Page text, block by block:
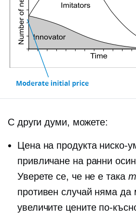
С други думи, можете:
Цена на продукта ниско-
привличане на ранни
Уверете се, че не е така
противен случай няма да
увеличите цените по-